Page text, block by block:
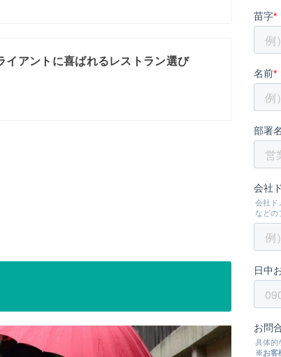
イアントに喜ばれるレストラン選び